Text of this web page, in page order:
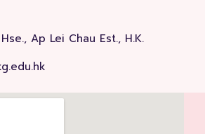
Ap Lei Chau Est., H.K.